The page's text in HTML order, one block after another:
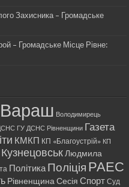
Захисника – Громадське
– Громадське Місце Рівне:
Вараш Володимирець
ГУ ДСНС Рівненщини Газета
КМКП КП «Благоустрій» КП
Кузнецовськ Людмила
ПолітикаПоліція РАЕС
Рівненщина Сесія Спорт Суд